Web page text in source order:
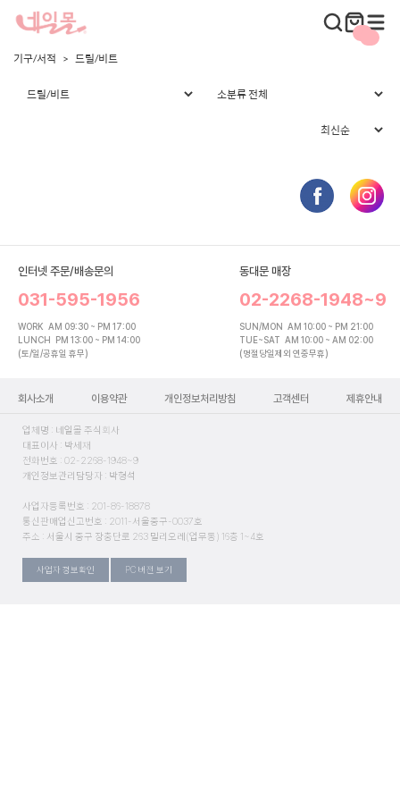
기구/서적 드릴/비트
인터넷 주문/배송문의
031-595-1956
WORK AM 09:30 ~ PM 17:00
LUNCH PM 13:00 ~ PM 14:00
(토/일/공휴일 휴무)
동대문 매장
02-2268-1948~9
SUN/MON AM 10:00 ~ PM 21:00
TUE~SAT AM 10:00 ~ AM 02:00
(명절당일제외 연중무휴)
회사소개 이용약관 개인정보처리방침 고객센터 제휴안내
업체명 : 네일몰 주식회사
대표이사 : 박세재
전화번호 : 02-2268-1948~9
개인정보관리담당자 : 박형석
사업자등록번호 : 201-86-18878
통신판매업신고번호 : 2011-서울중구-0037호
주소 : 서울시 중구 장충단로 263 밀리오레(업무동) 16층 1~4호
사업자 정보확인 PC 버전 보기